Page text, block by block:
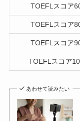
TOEFLスコア
TOEFLスコア
TOEFLスコア
TOEFLスコア
あわせて読みたい